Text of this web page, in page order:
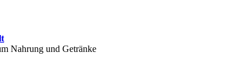
Nahrung und Getränke